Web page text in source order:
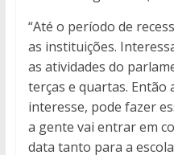
“Até o período de
as instituições.
as atividades do
terças e quartas.
interesse, pode fazer
a gente vai entrar em
data tanto para a